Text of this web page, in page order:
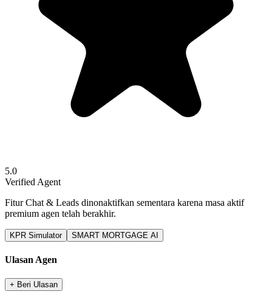
5.0
Verified Agent
Fitur Chat & Leads dinonaktifkan sementara karena masa aktif
premium agen telah berakhir.
KPR Simulator SMART MORTGAGE AI
Ulasan Agen
+ Beri Ulasan